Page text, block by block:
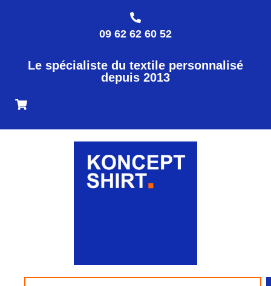
09 62 62 60 52
Le spécialiste du textile personnalisé
depuis 2013